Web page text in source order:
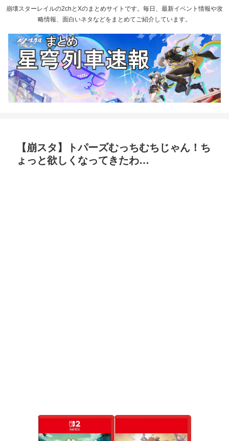
崩壊スターレイルの2chとXのまとめサイトです。毎日、最新イベント情報や攻
略情報、面白いネタなどをまとめてご紹介しています。
【崩スタ】トパーズむっちむちじゃん！ち
ょっと欲しくなってきたわ…